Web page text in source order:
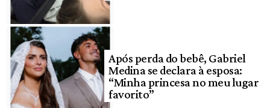
Após perda do bebê, Gabriel
Medina se declara à esposa:
“Minha princesa no meu lugar
favorito”